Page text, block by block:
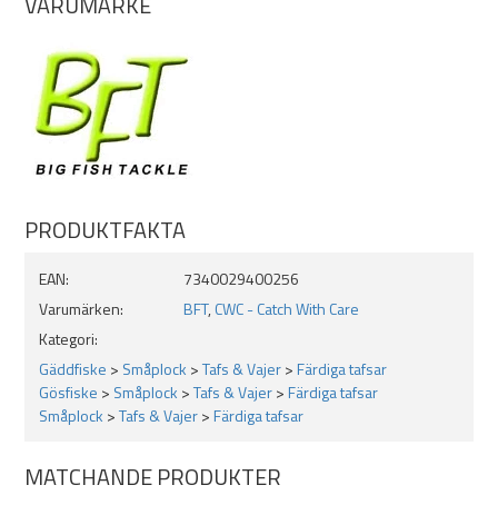
Med allt för tunga beten i kombination med kraftig utrustning och en
PRODUKTFAKTA
EAN:
7340029400256
Varumärken:
BFT,CWC - Catch With Care
Kategori:
Gäddfiske > Småplock >Tafs & Vajer>Färdiga tafsar
Gösfiske > Småplock >Tafs & Vajer>Färdiga tafsar
Småplock >Tafs & Vajer>Färdiga tafsar
MATCHANDE PRODUKTER